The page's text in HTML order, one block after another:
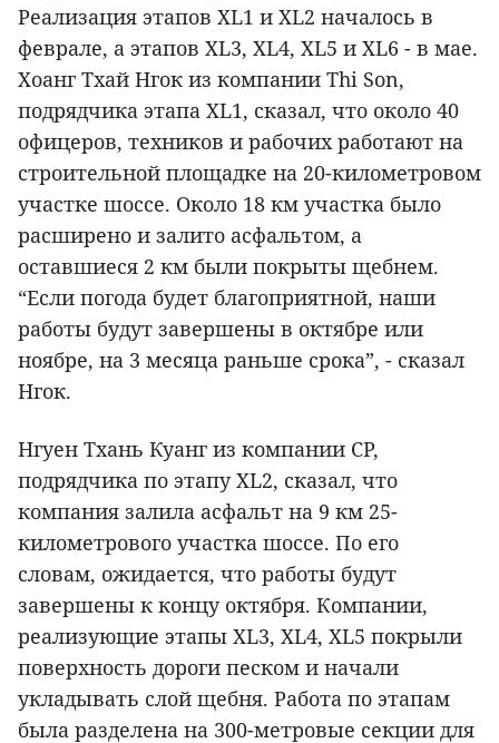
Реализация этапов XL1 и XL2 началось в
феврале, а этапов XL3, XL4, XL5 и XL6 - в мае.
Хоанг Тхай Нгок из компании Thi Son,
подрядчика этапа XL1, сказал, что около 40
офицеров, техников и рабочих работают на
строительной площадке на 20-километровом
участке шоссе. Около 18 км участка было
расширено и залито асфальтом, а
оставшиеся 2 км были покрыты щебнем.
“Если погода будет благоприятной, наши
работы будут завершены в октябре или
ноябре, на 3 месяца раньше срока”, - сказал
Нгок.
Нгуен Тхань Куанг из компании CP,
подрядчика по этапу XL2, сказал, что
компания залила асфальт на 9 км 25-
километрового участка шоссе. По его
словам, ожидается, что работы будут
завершены к концу октября. Компании,
реализующие этапы XL3, XL4, XL5 покрыли
поверхность дороги песком и начали
укладывать слой щебня. Работа по этапам
была разделена на 300-метровые секции для